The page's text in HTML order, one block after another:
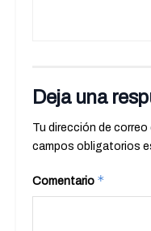
Deja una
Tu dirección de
campos obligatorios
Comentario *